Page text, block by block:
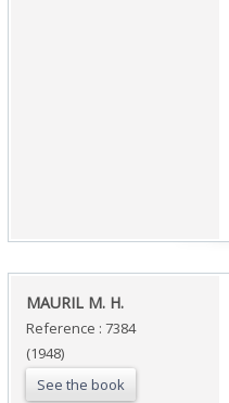
‎MAURIL M. H.‎
Reference : 7384
(1948)
See the book